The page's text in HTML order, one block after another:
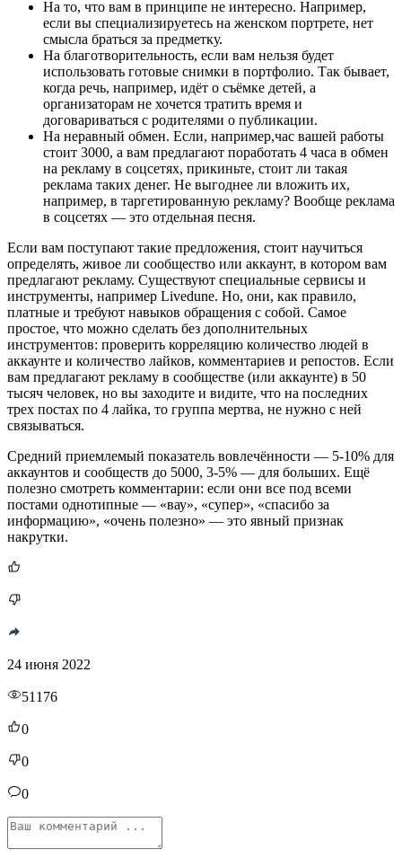
На то, что вам в принципе не интересно. Например,
если вы специализируетесь на женском портрете, нет
смысла браться за предметку.
На благотворительность, если вам нельзя будет
использовать готовые снимки в портфолио. Так бывает,
когда речь, например, идёт о съёмке детей, а
организаторам не хочется тратить время и
договариваться с родителями о публикации.
На неравный обмен. Если, например,час вашей работы
стоит 3000, а вам предлагают поработать 4 часа в обмен
на рекламу в соцсетях, прикиньте, стоит ли такая
реклама таких денег. Не выгоднее ли вложить их,
например, в таргетированную рекламу? Вообще реклама
в соцсетях — это отдельная песня.
Если вам поступают такие предложения, стоит научиться
определять, живое ли сообщество или аккаунт, в котором вам
предлагают рекламу. Существуют специальные сервисы и
инструменты, например Livedune. Но, они, как правило,
платные и требуют навыков обращения с собой. Самое
простое, что можно сделать без дополнительных
инструментов: проверить корреляцию количество людей в
аккаунте и количество лайков, комментариев и репостов. Если
вам предлагают рекламу в сообществе (или аккаунте) в 50
тысяч человек, но вы заходите и видите, что на последних
трех постах по 4 лайка, то группа мертва, не нужно с ней
связываться.
Средний приемлемый показатель вовлечённости — 5-10% для
аккаунтов и сообществ до 5000, 3-5% — для больших. Ещё
полезно смотреть комментарии: если они все под всеми
постами однотипные — «вау», «супер», «спасибо за
информацию», «очень полезно» — это явный признак
накрутки.
24 июня 2022
51176
0
0
0